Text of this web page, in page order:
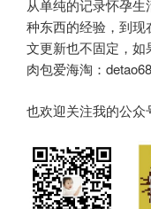
从单纯的记录怀孕
种东西的经验，到
文更新也不固定，
肉包爱海淘：
也欢迎关注我的公众